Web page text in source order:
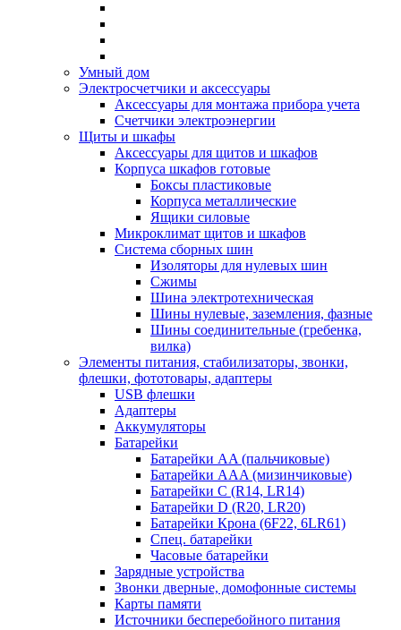
Умный дом
Электросчетчики и аксессуары
Аксессуары для монтажа прибора учета
Счетчики электроэнергии
Щиты и шкафы
Аксессуары для щитов и шкафов
Корпуса шкафов готовые
Боксы пластиковые
Корпуса металлические
Ящики силовые
Микроклимат щитов и шкафов
Система сборных шин
Изоляторы для нулевых шин
Сжимы
Шина электротехническая
Шины нулевые, заземления, фазные
Шины соединительные (гребенка,
вилка)
Элементы питания, стабилизаторы, звонки,
флешки, фототовары, адаптеры
USB флешки
Адаптеры
Аккумуляторы
Батарейки
Батарейки AA (пальчиковые)
Батарейки AAA (мизинчиковые)
Батарейки C (R14, LR14)
Батарейки D (R20, LR20)
Батарейки Крона (6F22, 6LR61)
Спец. батарейки
Часовые батарейки
Зарядные устройства
Звонки дверные, домофонные системы
Карты памяти
Источники бесперебойного питания